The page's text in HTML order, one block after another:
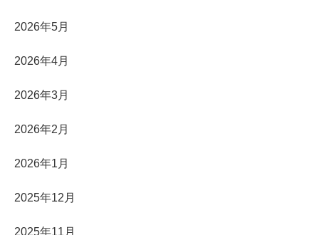
2026年5月
2026年4月
2026年3月
2026年2月
2026年1月
2025年12月
2025年11月